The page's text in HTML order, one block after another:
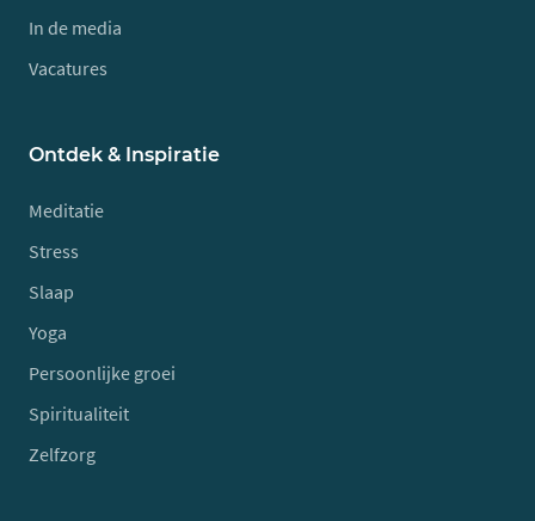
In de media
Vacatures
Ontdek & Inspiratie
Meditatie
Stress
Slaap
Yoga
Persoonlijke groei
Spiritualiteit
Zelfzorg